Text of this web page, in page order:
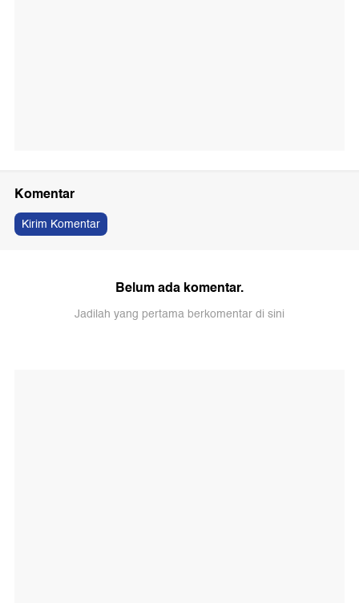
Komentar
Kirim Komentar
Belum ada komentar.
Jadilah yang pertama berkomentar di sini